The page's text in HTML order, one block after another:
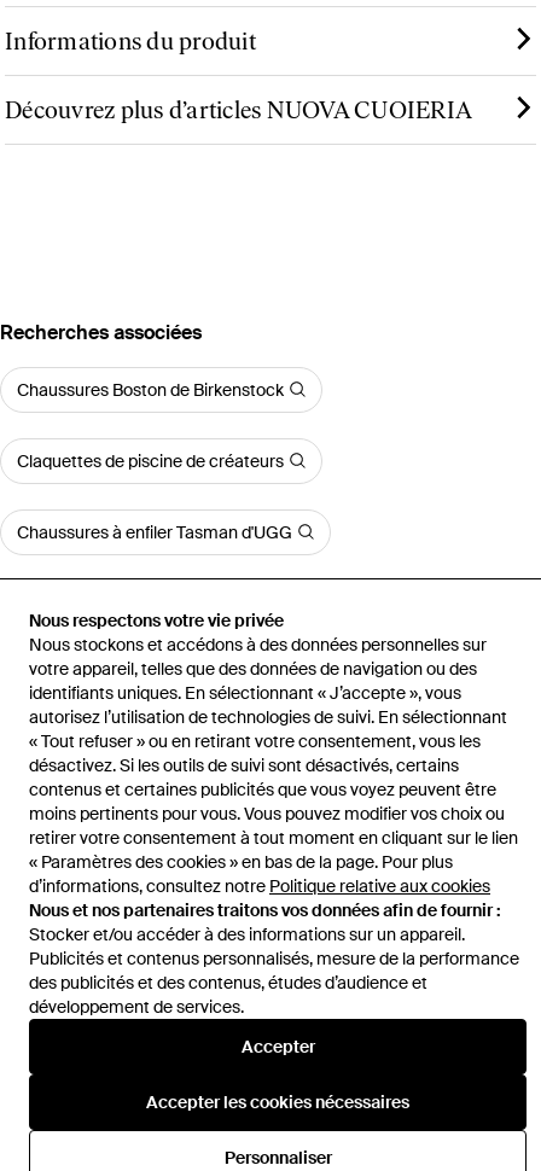
Nous respectons votre vie privée
Nous stockons et accédons à des données personnelles sur
votre appareil, telles que des données de navigation ou des
identifiants uniques. En sélectionnant « J’accepte », vous
autorisez l’utilisation de technologies de suivi. En sélectionnant
« Tout refuser » ou en retirant votre consentement, vous les
désactivez. Si les outils de suivi sont désactivés, certains
contenus et certaines publicités que vous voyez peuvent être
moins pertinents pour vous. Vous pouvez modifier vos choix ou
retirer votre consentement à tout moment en cliquant sur le lien
« Paramètres des cookies » en bas de la page. Pour plus
d’informations, consultez notre Politique relative aux cookies
Nous et nos partenaires traitons vos données afin de fournir :
Stocker et/ou accéder à des informations sur un appareil.
Publicités et contenus personnalisés, mesure de la performance
des publicités et des contenus, études d’audience et
développement de services.
Accepter
Accepter les cookies nécessaires
Personnaliser
Informations du produit
Découvrez plus d’articles NUOVA CUOIERIA
Recherches associées
Chaussures Boston de Birkenstock
Claquettes de piscine de créateurs
Chaussures à enfiler Tasman d'UGG
Gucci Princetown Mule - Mocassins
Voir plus d'articles
Accueil Chaussures plates femme Sandales Plates Nero
Aide et infos